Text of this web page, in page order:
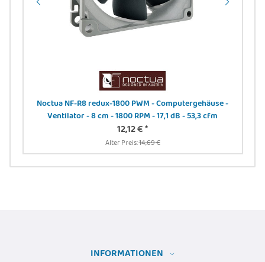
Noctua NF-R8 redux-1800 PWM - Computergehäuse -
Ventilator - 8 cm - 1800 RPM - 17,1 dB - 53,3 cfm
12,12 €*
Alter Preis:14,69 €
INFORMATIONEN